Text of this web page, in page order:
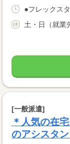
●フレックス
土・日（就業
[一般派遣]
＊人気の在
のアシスタン